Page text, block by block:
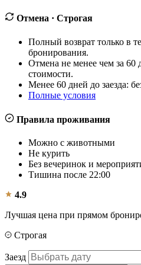
Отмена · Строгая
Полный возврат только в
бронирования.
Отмена не менее чем за 60
стоимости.
Менее 60 дней до заезда:
Полные условия
Правила проживания
Можно с животными
Не курить
Без вечеринок и
Тишина после 22:00
4.9
Лучшая цена при прямом
Строгая
Заезд